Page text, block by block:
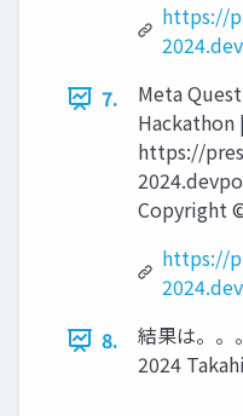
https://
7.
Meta
Hackathon
https://
Copyright
https://
8.
結果は。
2024